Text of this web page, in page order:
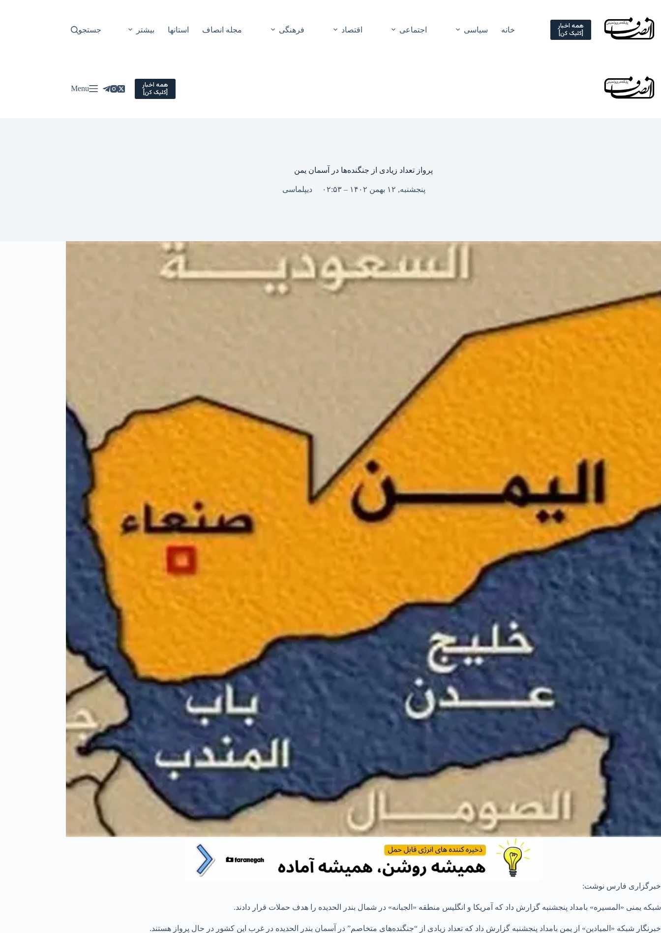
content
همه اخبار
[کلیک کن] خانه سیاسی اجتماعی اقتصاد فرهنگی مجله انصاف استانها بیشتر جستجو
همه اخبار
[کلیک کن] Menu
پرواز تعداد زیادی از جنگنده‌ها در آسمان یمن
پنجشنبه, ۱۲ بهمن ۱۴۰۲ – ۰۲:۵۳ دیپلماسی
خبرگزاری فارس نوشت:
شبکه یمنی «المسیره» بامداد پنجشنبه گزارش داد که آمریکا و انگلیس منطقه «الجبانه» در شمال بندر الحدیده را هدف حملات قرار دادند.
خبرنگار شبکه «المیادین» از یمن بامداد پنجشنبه گزارش داد که تعداد زیادی از “جنگنده‌های متخاصم” در آسمان بندر الحدیده در غرب این کشور در حال پرواز هستند.